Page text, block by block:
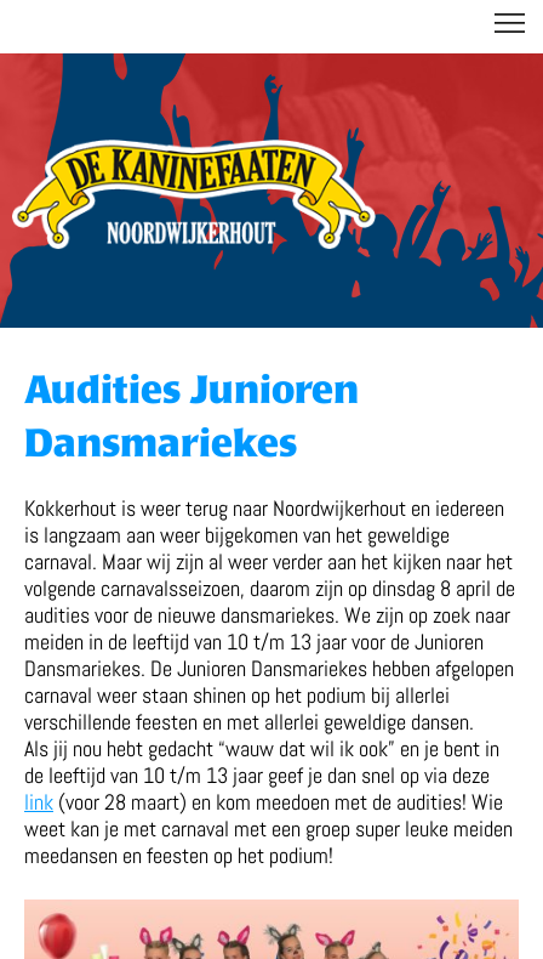
Audities Junioren
Dansmariekes
Kokkerhout is weer terug naar Noordwijkerhout en iedereen
is langzaam aan weer bijgekomen van het geweldige
carnaval. Maar wij zijn al weer verder aan het kijken naar het
volgende carnavalsseizoen, daarom zijn op dinsdag 8 april de
audities voor de nieuwe dansmariekes. We zijn op zoek naar
meiden in de leeftijd van 10 t/m 13 jaar voor de Junioren
Dansmariekes. De Junioren Dansmariekes hebben afgelopen
carnaval weer staan shinen op het podium bij allerlei
verschillende feesten en met allerlei geweldige dansen.
Als jij nou hebt gedacht “wauw dat wil ik ook” en je bent in
de leeftijd van 10 t/m 13 jaar geef je dan snel op via deze
link (voor 28 maart) en kom meedoen met de audities! Wie
weet kan je met carnaval met een groep super leuke meiden
meedansen en feesten op het podium!